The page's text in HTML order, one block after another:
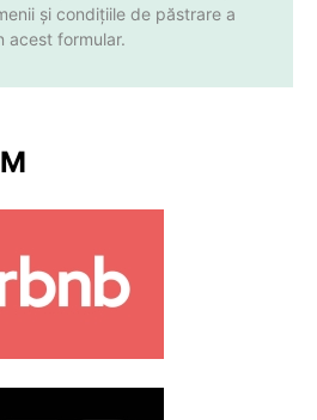
și condițiile de păstrare a
acest formular.